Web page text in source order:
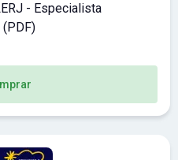
- Especialista